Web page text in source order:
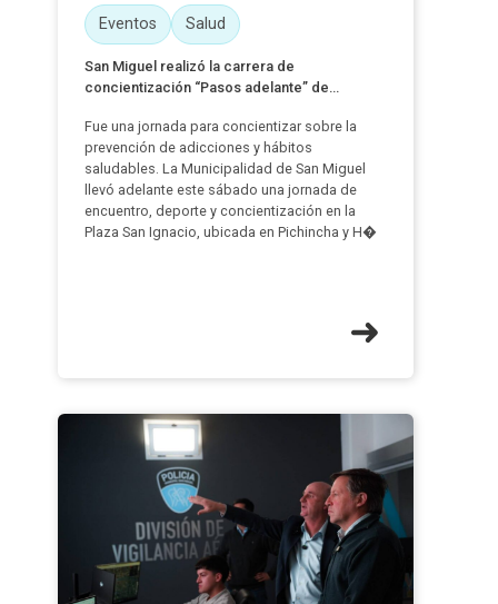
Eventos Salud
San Miguel realizó la carrera de
concientización “Pasos adelante” de...
Fue una jornada para concientizar sobre la
prevención de adicciones y hábitos
saludables. La Municipalidad de San Miguel
llevó adelante este sábado una jornada de
encuentro, deporte y concientización en la
Plaza San Ignacio, ubicada en Pichincha y H�